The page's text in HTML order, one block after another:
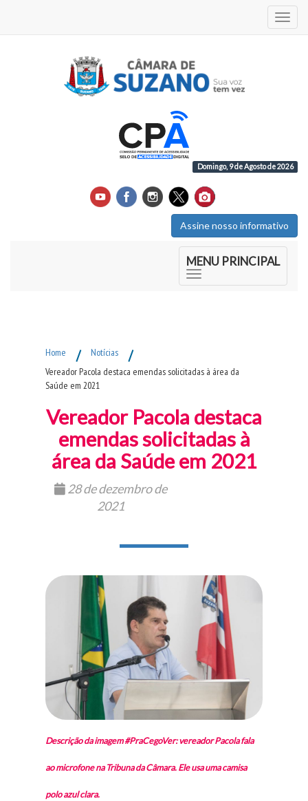
Domingo, 9 de Agosto de 2026
Assine nosso informativo
MENU PRINCIPAL
Home / Notícias /
Vereador Pacola destaca emendas solicitadas à área da
Saúde em 2021
Vereador Pacola destaca
emendas solicitadas à
área da Saúde em 2021
28 de dezembro de
2021
Descrição da imagem #PraCegoVer: vereador Pacola fala
ao microfone na Tribuna da Câmara. Ele usa uma camisa
polo azul clara.